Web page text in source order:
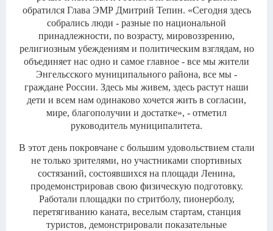
обратился Глава ЭМР Дмитрий Тепин. «Сегодня здесь
собрались люди - разные по национальной
принадлежности, по возрасту, мировоззрению,
религиозным убеждениям и политическим взглядам, но
объединяет нас одно и самое главное - все мы жители
Энгельсского муниципального района, все мы -
граждане России. Здесь мы живем, здесь растут наши
дети и всем нам одинаково хочется жить в согласии,
мире, благополучии и достатке», - отметил
руководитель муниципалитета.
В этот день покровчане с большим удовольствием стали
не только зрителями, но участниками спортивных
состязаний, состоявшихся на площади Ленина,
продемонстрировав свою физическую подготовку.
Работали площадки по стритболу, пионерболу,
перетягиванию каната, веселым стартам, станция
туристов, демонстрировали показательные